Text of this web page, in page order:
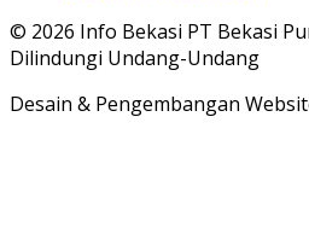
© 2026 Info Bekasi PT Bekasi
Dilindungi Undang-Undang
Desain & Pengembangan